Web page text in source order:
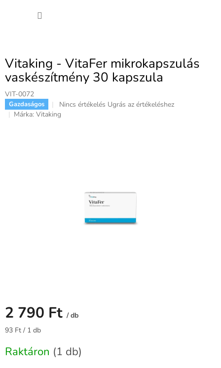
Vitaking - VitaFer mikrokapszulás
vaskészítmény 30 kapszula
VIT-0072
Gazdaságos
A
termék
Nincs értékelés Ugrás az értékeléshez
Márka: Vitaking
2 790 Ft / db
Egységár:
93 Ft / 1 db
Raktáron (1 db)